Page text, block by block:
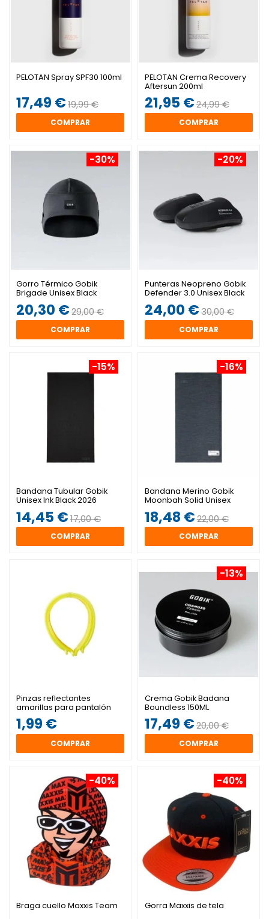
PELOTAN Spray SPF30 100ml
17,49 €19,99 €
COMPRAR
PELOTAN Crema Recovery
Aftersun 200ml
21,95 €24,99 €
COMPRAR
-30%
Gorro Térmico Gobik
Brigade Unisex Black
20,30 €29,00 €
COMPRAR
-20%
Punteras Neopreno Gobik
Defender 3.0 Unisex Black
24,00 €30,00 €
COMPRAR
-15%
Bandana Tubular Gobik
Unisex Ink Black 2026
14,45 €17,00 €
COMPRAR
-16%
Bandana Merino Gobik
Moonbah Solid Unisex
Graphite 2026
18,48 €22,00 €
COMPRAR
Pinzas reflectantes
amarillas para pantalón
1,99 €
COMPRAR
-13%
Crema Gobik Badana
Boundless 150ML
17,49 €20,00 €
COMPRAR
-40%
Braga cuello Maxxis Team
-40%
Gorra Maxxis de tela